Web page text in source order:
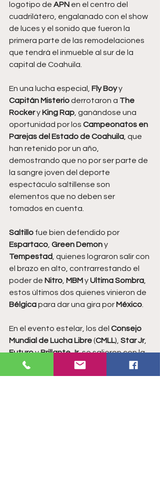
logotipo de APN en el centro del
cuadrilátero, engalanado con el show
de luces y el sonido que fueron la
primera parte de las remodelaciones
que tendrá el inmueble al sur de la
capital de Coahuila.
En una lucha especial, Fly Boy y
Capitán Misterio derrotaron a The
Rocker y King Rap , ganándose una
oportunidad por los Campeonatos en
Parejas del Estado de Coahuila , que
han retenido por un año,
demostrando que no por ser parte de
la sangre joven del deporte
espectáculo saltillense son
elementos que no deben ser
tomados en cuenta.
Saltillo fue bien defendido por
Espartaco Green Demon y
Tempestad , quienes lograron salir con
el brazo en alto, contrarrestando el
poder de Nitro MBM y Ultima Sombra
estos últimos dos quienes vinieron de
Bélgica para dar una gira por México
En el evento estelar, los del Consejo
Mundial de Lucha Libre (CMLL), Star Jr,
Futuro y Brillante Jr, se salieron con la
suya al derrotar a
Krator Jr Latino y
Fly Boy quien salió de nueva cuenta